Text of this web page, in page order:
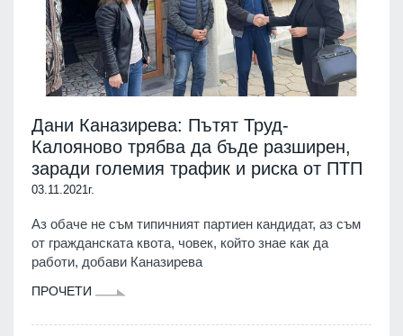
Дани Каназирева: Пътят Труд-
Калояново трябва да бъде разширен,
заради големия трафик и риска от ПТП
03.11.2021г.
Аз обаче не съм типичният партиен кандидат, аз съм
от гражданската квота, човек, който знае как да
работи, добави Каназирева
ПРОЧЕТИ